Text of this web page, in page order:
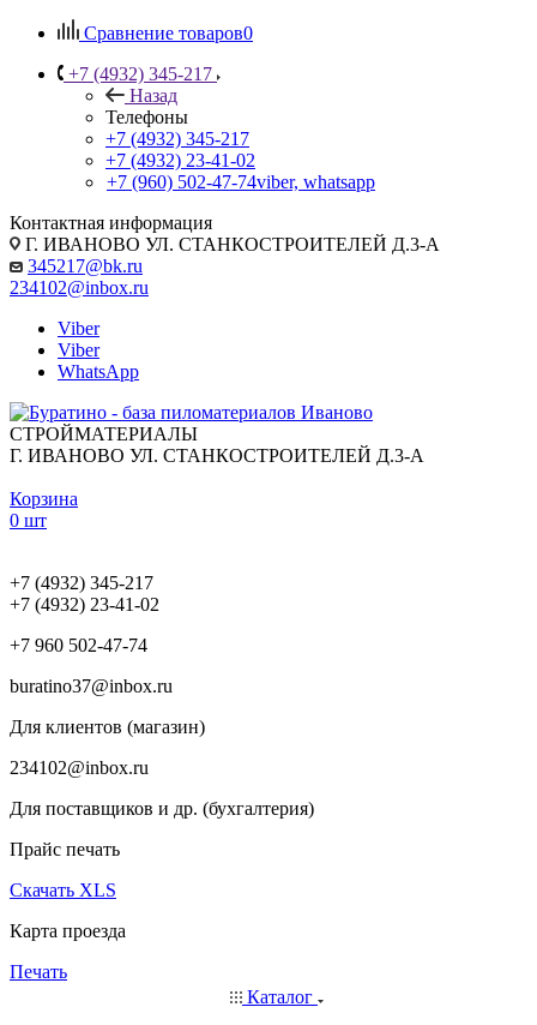
Сравнение товаров0
+7 (4932) 345-217
Назад
Телефоны
+7 (4932) 345-217
+7 (4932) 23-41-02
+7 (960) 502-47-74viber, whatsapp
Контактная информация
Г. ИВАНОВО УЛ. СТАНКОСТРОИТЕЛЕЙ Д.3-А
345217@bk.ru
234102@inbox.ru
Viber
Viber
WhatsApp
СТРОЙМАТЕРИАЛЫ
Г. ИВАНОВО УЛ. СТАНКОСТРОИТЕЛЕЙ Д.3-А
Корзина
0 шт
+7 (4932) 345-217
+7 (4932) 23-41-02
+7 960 502-47-74
buratino37@inbox.ru
Для клиентов (магазин)
234102@inbox.ru
Для поставщиков и др. (бухгалтерия)
Прайс печать
Скачать XLS
Карта проезда
Печать
Каталог